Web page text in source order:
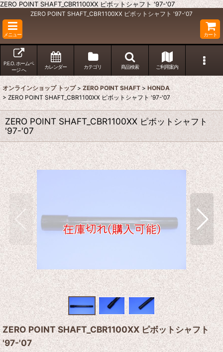
ZERO POINT SHAFT_CBR1100XX ピボットシャフト '97-'07
ZERO POINT SHAFT_CBR1100XX ピボットシャフト '97-'07
メニュー カート
P.E.O. ホームペ
ージ へ
カレンダー カテゴリ 商品検索 ご利用案内
オンラインショップ トップ > ZERO POINT SHAFT > HONDA
> ZERO POINT SHAFT_CBR1100XX ピボットシャフト '97-'07
ZERO POINT SHAFT_CBR1100XX ピボットシャフト
'97-'07
ZERO POINT SHAFT_CBR1100XX ピボットシャフト
'97-'07